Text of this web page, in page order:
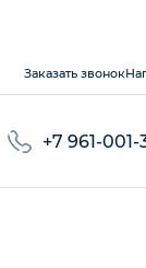
Заказать звонок
+7 961-